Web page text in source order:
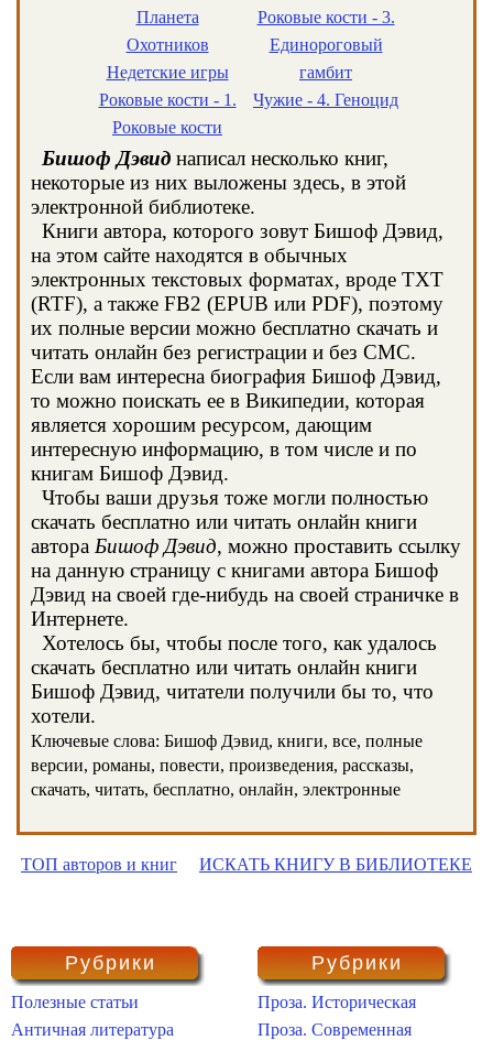
Планета
Охотников
Недетские игры
Роковые кости - 1.
Роковые кости
Роковые кости - 3.
Единороговый
гамбит
Чужие - 4. Геноцид
Бишоф Дэвид написал несколько книг,
некоторые из них выложены здесь, в этой
электронной библиотеке.
Книги автора, которого зовут Бишоф Дэвид,
на этом сайте находятся в обычных
электронных текстовых форматах, вроде TXT
(RTF), а также FB2 (EPUB или PDF), поэтому
их полные версии можно бесплатно скачать и
читать онлайн без регистрации и без СМС.
Если вам интересна биография Бишоф Дэвид,
то можно поискать ее в Википедии, которая
является хорошим ресурсом, дающим
интересную информацию, в том числе и по
книгам Бишоф Дэвид.
Чтобы ваши друзья тоже могли полностью
скачать бесплатно или читать онлайн книги
автора Бишоф Дэвид, можно проставить ссылку
на данную страницу с книгами автора Бишоф
Дэвид на своей где-нибудь на своей страничке в
Интернете.
Хотелось бы, чтобы после того, как удалось
скачать бесплатно или читать онлайн книги
Бишоф Дэвид, читатели получили бы то, что
хотели.
Ключевые слова: Бишоф Дэвид, книги, все, полные
версии, романы, повести, произведения, рассказы,
скачать, читать, бесплатно, онлайн, электронные
ТОП авторов и книг ИСКАТЬ КНИГУ В БИБЛИОТЕКЕ
Рубрики
Полезные статьи
Античная литература
Рубрики
Проза. Историческая
Проза. Современная